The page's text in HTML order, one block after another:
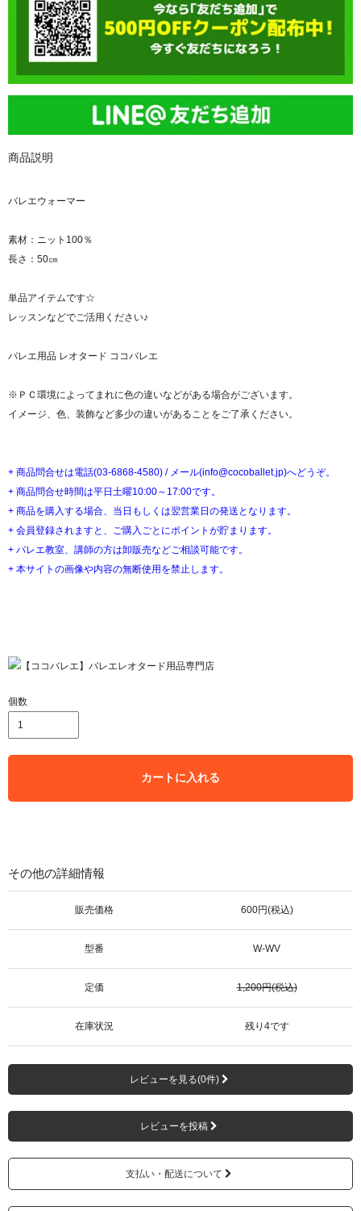
商品説明
バレエウォーマー
素材：ニット100％
長さ：50㎝
単品アイテムです☆
レッスンなどでご活用ください♪
バレエ用品 レオタード ココバレエ
※ＰＣ環境によってまれに色の違いなどがある場合がございます。
イメージ、色、装飾など多少の違いがあることをご了承ください。
+ 商品問合せは電話(03-6868-4580) / メール(info@cocoballet.jp)へどうぞ。
+ 商品問合せ時間は平日土曜10:00～17:00です。
+ 商品を購入する場合、当日もしくは翌営業日の発送となります。
+ 会員登録されますと、ご購入ごとにポイントが貯まります。
+ バレエ教室、講師の方は卸販売などご相談可能です。
+ 本サイトの画像や内容の無断使用を禁止します。
個数
カートに入れる
その他の詳細情報
販売価格 600円(税込)
型番 W-WV
定価 1,200円(税込)
在庫状況 残り4です
レビューを見る(0件)
レビューを投稿
支払い・配送について